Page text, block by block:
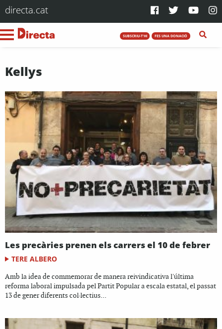
directa.cat
SUBSCRIU-T'HI FES UNA DONACIÓ
Kellys
Les precàries prenen els carrers el 10 de febrer
TERE ALBERO
Amb la idea de commemorar de manera reivindicativa l'última
reforma laboral impulsada pel Partit Popular a escala estatal, el passat
13 de gener diferents col·lectius...